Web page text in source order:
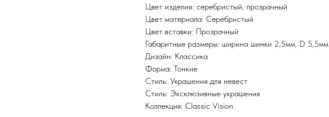
Цвет изделия: серебристый, прозрачный
Цвет материала: Серебристый
Цвет вставки: Прозрачный
Габаритные размеры: ширина шинки 2,5мм, D 5,5мм
Дизайн: Классика
Форма: Тонкие
Стиль: Украшения для невест
Стиль: Эксклюзивные украшения
Коллекция: Classic Vision